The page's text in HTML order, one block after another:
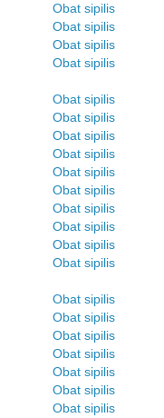
Obat sipilis
Obat sipilis
Obat sipilis
Obat sipilis
Obat sipilis
Obat sipilis
Obat sipilis
Obat sipilis
Obat sipilis
Obat sipilis
Obat sipilis
Obat sipilis
Obat sipilis
Obat sipilis
Obat sipilis
Obat sipilis
Obat sipilis
Obat sipilis
Obat sipilis
Obat sipilis
Obat sipilis